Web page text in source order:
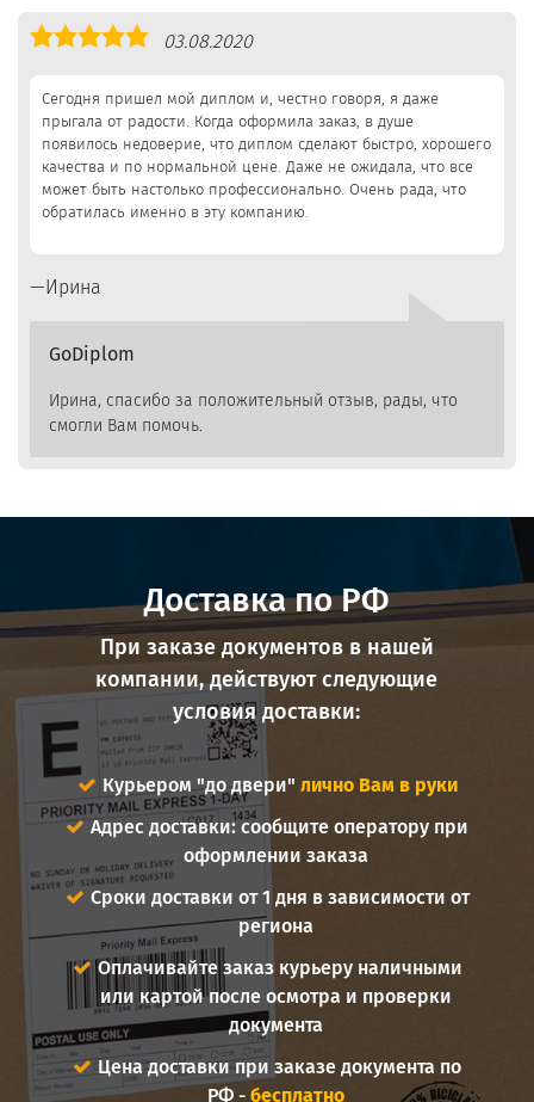
Оценка
03.08.2020
Сегодня пришел мой диплом и, честно говоря, я даже
прыгала от радости. Когда оформила заказ, в душе
появилось недоверие, что диплом сделают быстро, хорошего
качества и по нормальной цене. Даже не ожидала, что все
может быть настолько профессионально. Очень рада, что
обратилась именно в эту компанию.
Ирина
GoDiplom
Ирина, спасибо за положительный отзыв, рады, что
смогли Вам помочь.
Доставка по РФ
При заказе документов в нашей
компании, действуют следующие
условия доставки:
Курьером "до двери" лично Вам в руки
Адрес доставки: сообщите оператору при
оформлении заказа
Сроки доставки от 1 дня в зависимости от
региона
Оплачивайте заказ курьеру наличными
или картой после осмотра и проверки
документа
Цена доставки при заказе документа по
РФ -бесплатно